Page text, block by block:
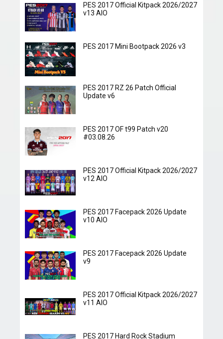
PES 2017 Official Kitpack 2026/2027
v13 AIO
PES 2017 Mini Bootpack 2026 v3
PES 2017 RZ 26 Patch Official
Update v6
PES 2017 OF t99 Patch v20
#03.08.26
PES 2017 Official Kitpack 2026/2027
v12 AIO
PES 2017 Facepack 2026 Update
v10 AIO
PES 2017 Facepack 2026 Update
v9
PES 2017 Official Kitpack 2026/2027
v11 AIO
PES 2017 Hard Rock Stadium